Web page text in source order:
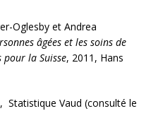
Oglesby et Andrea
âgées et les soins de
pour la Suisse, 2011, Hans
, Statistique Vaud (consulté le